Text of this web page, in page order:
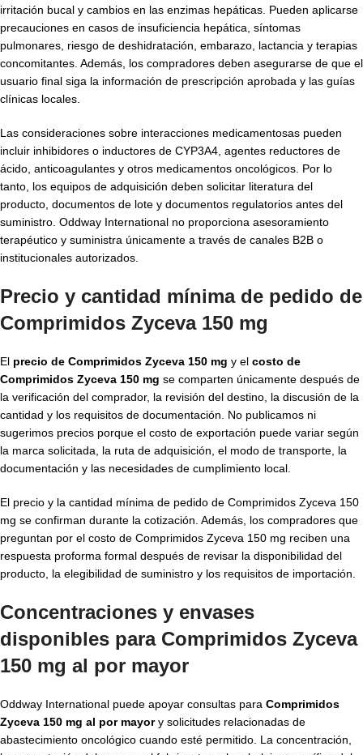
irritación bucal y cambios en las enzimas hepáticas. Pueden aplicarse
precauciones en casos de insuficiencia hepática, síntomas
pulmonares, riesgo de deshidratación, embarazo, lactancia y terapias
concomitantes. Además, los compradores deben asegurarse de que el
usuario final siga la información de prescripción aprobada y las guías
clínicas locales.
Las consideraciones sobre interacciones medicamentosas pueden
incluir inhibidores o inductores de CYP3A4, agentes reductores de
ácido, anticoagulantes y otros medicamentos oncológicos. Por lo
tanto, los equipos de adquisición deben solicitar literatura del
producto, documentos de lote y documentos regulatorios antes del
suministro. Oddway International no proporciona asesoramiento
terapéutico y suministra únicamente a través de canales B2B o
institucionales autorizados.
Precio y cantidad mínima de pedido de
Comprimidos Zyceva 150 mg
El precio de Comprimidos Zyceva 150 mg y el costo de
Comprimidos Zyceva 150 mg se comparten únicamente después de
la verificación del comprador, la revisión del destino, la discusión de la
cantidad y los requisitos de documentación. No publicamos ni
sugerimos precios porque el costo de exportación puede variar según
la marca solicitada, la ruta de adquisición, el modo de transporte, la
documentación y las necesidades de cumplimiento local.
El precio y la cantidad mínima de pedido de Comprimidos Zyceva 150
mg se confirman durante la cotización. Además, los compradores que
preguntan por el costo de Comprimidos Zyceva 150 mg reciben una
respuesta proforma formal después de revisar la disponibilidad del
producto, la elegibilidad de suministro y los requisitos de importación.
Concentraciones y envases
disponibles para Comprimidos Zyceva
150 mg al por mayor
Oddway International puede apoyar consultas para Comprimidos
Zyceva 150 mg al por mayory solicitudes relacionadas de
abastecimiento oncológico cuando esté permitido. La concentración,